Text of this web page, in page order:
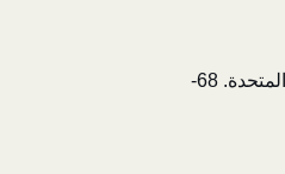
"الشركة" المعنية في سياسة الخصوصية هذه (وقد تُسمى "المؤسسة"، "الحدود"، أو "نحن") هي شركة الحدود المحدودة، موقعها في لندن، المملكة المتحدة. 68-